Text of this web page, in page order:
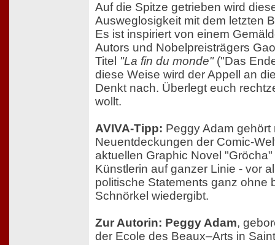
Auf die Spitze getrieben wird
Ausweglosigkeit mit dem letzten
Es ist inspiriert von einem
Autors und Nobelpreisträgers
Titel "La fin du monde"("Das
diese Weise wird der Appell an
Denkt nach. Überlegt euch
wollt.
AVIVA-Tipp: Peggy Adam
Neuentdeckungen der Comic-
aktuellen Graphic Novel
Künstlerin auf ganzer Linie - vor
politische Statements ganz ohne
Schnörkel wiedergibt.
Zur Autorin: Peggy Adam,
der Ecole des Beaux–Arts in